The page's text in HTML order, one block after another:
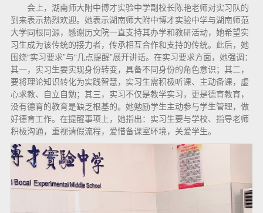
会上，湖南师大附中博才实验中学副校长陈艳老师对实习队的
到来表示热烈欢迎。她表示湖南师大附中博才实验中学与湖南师范
大学同根同源，感谢历文院一直支持其办学和教研活动，她希望实
习生成为该传统的接力者，传承相互合作和支持的传统。此后，她
围绕“实习要求”与“几点提醒”展开讲话。在实习要求方面，她强调：
其一，实习生要实现身份转变，具备不同身份的角色意识；其二，
要将理论知识转化为实践智慧，实习生需积极听课、主动备课，虚
心求教、自立自勉；其三，实习不仅是教学实习，更是德育教育，
没有德育的教育是缺乏根基的。她勉励学生主动参与学生管理，做
好德育工作。在提醒事项上，她指出：实习生要与学校、指导老师
积极沟通，重视请假流程，爱惜备课室环境，关爱学生。